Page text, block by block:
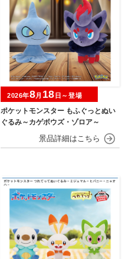
ポケットモンスター もふぐっとぬい
ぐるみ～カゲボウズ・ゾロア～
2026年8月 18 日～登場